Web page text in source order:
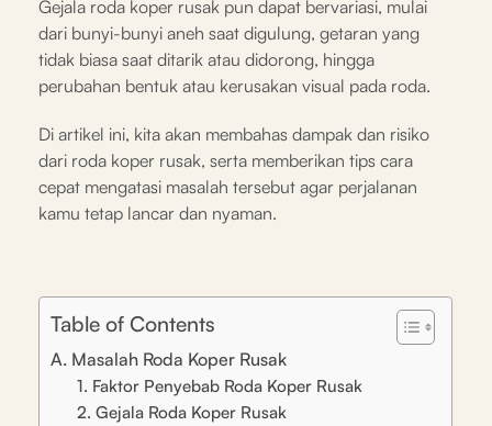
Gejala roda koper rusak pun dapat bervariasi, mulai
dari bunyi-bunyi aneh saat digulung, getaran yang
tidak biasa saat ditarik atau didorong, hingga
perubahan bentuk atau kerusakan visual pada roda.
Di artikel ini, kita akan membahas dampak dan risiko
dari roda koper rusak, serta memberikan tips cara
cepat mengatasi masalah tersebut agar perjalanan
kamu tetap lancar dan nyaman.
Table of Contents
A. Masalah Roda Koper Rusak
1. Faktor Penyebab Roda Koper Rusak
2. Gejala Roda Koper Rusak